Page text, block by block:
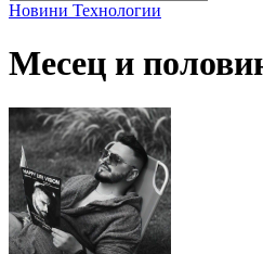
Новини Технологии
Месец и